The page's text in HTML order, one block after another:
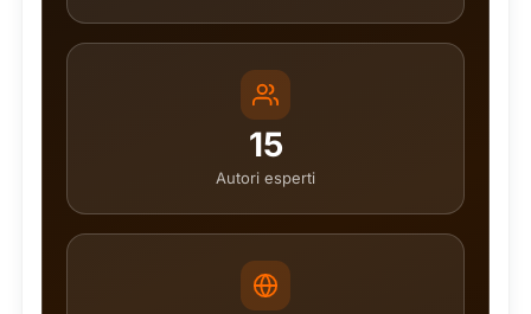
15
Autori esperti